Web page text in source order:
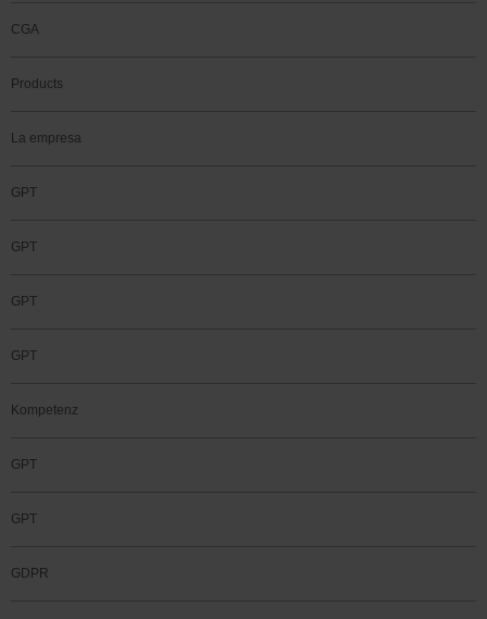
CGA
Products
La empresa
GPT
GPT
GPT
GPT
Kompetenz
GPT
GPT
GDPR